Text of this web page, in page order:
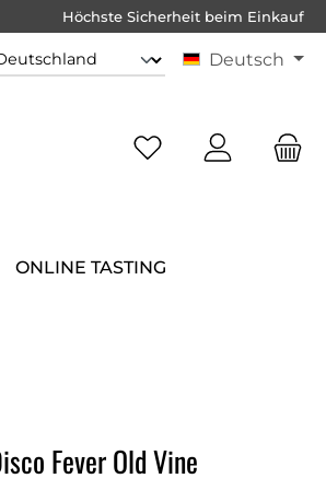
Höchste Sicherheit beim Einkauf
Deutsch
ONLINE TASTING
Fever Old Vine